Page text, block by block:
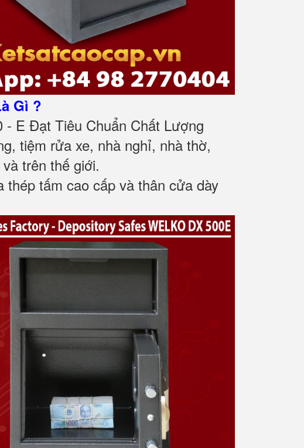
Gì ?
- E Đạt Tiêu Chuẩn Chất Lượng
tiệm rửa xe, nhà nghỉ, nhà thờ,
trên thế giới.
tấm cao cấp và thân cửa dày